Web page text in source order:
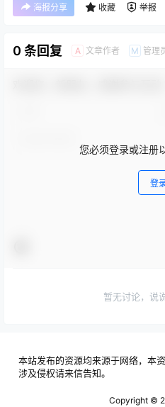
海报分享 收藏 举报
0 条回复 A 文章作者 M 管理
您必须登录或注册
登
暂无讨论，说
本站发布的资源均来源于网络，本
涉及侵权请来信告知。
Copyright ©